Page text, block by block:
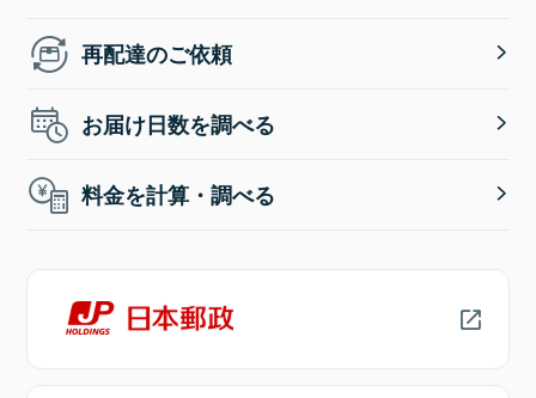
再配達のご依頼
お届け日数を調べる
料金を計算・調べる